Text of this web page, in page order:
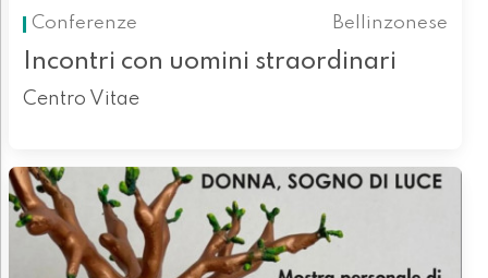
Conferenze
Bellinzonese
Incontri con uomini straordinari
Centro Vitae